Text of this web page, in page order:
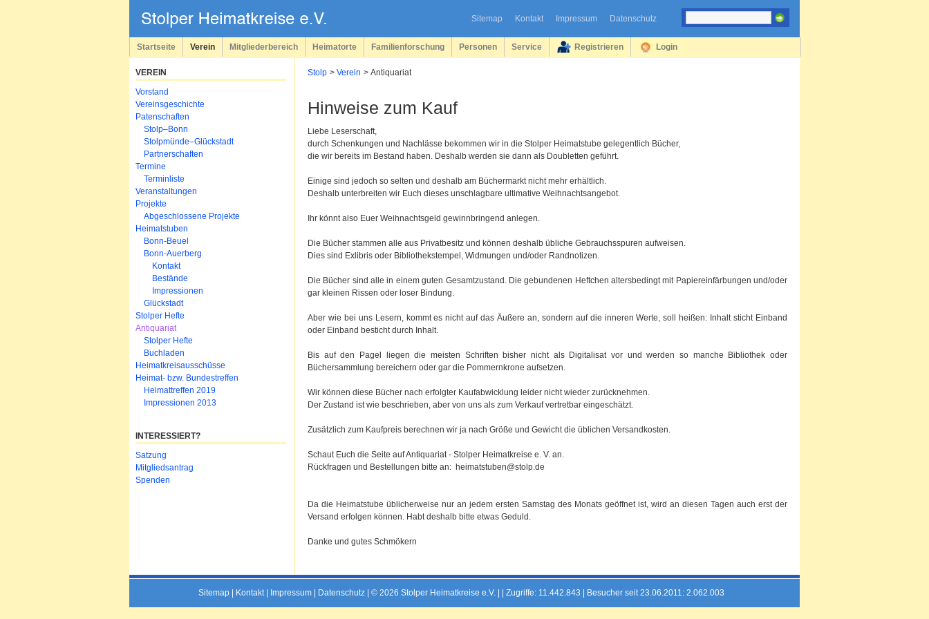
Sitemap Kontakt Impressum Datenschutz
überspringen
Startseite Verein Mitgliederbereich Heimatorte Familienforschung Personen Service Registrieren Login
Stolp Verein Antiquariat
Hinweise zum Kauf
Liebe Leserschaft,
durch Schenkungen und Nachlässe bekommen wir in die Stolper Heimatstube gelegentlich Bücher,
die wir bereits im Bestand haben. Deshalb werden sie dann als Doubletten geführt.
Einige sind jedoch so selten und deshalb am Büchermarkt nicht mehr erhältlich.
Deshalb unterbreiten wir Euch dieses unschlagbare ultimative Weihnachtsangebot.
Ihr könnt also Euer Weihnachtsgeld gewinnbringend anlegen.
Die Bücher stammen alle aus Privatbesitz und können deshalb übliche Gebrauchsspuren aufweisen.
Dies sind Exlibris oder Bibliothekstempel, Widmungen und/oder Randnotizen.
Die Bücher sind alle in einem guten Gesamtzustand. Die gebundenen Heftchen altersbedingt mit Papiereinfärbungen und/oder
gar kleinen Rissen oder loser Bindung.
Aber wie bei uns Lesern, kommt es nicht auf das Äußere an, sondern auf die inneren Werte, soll heißen: Inhalt sticht Einband
oder Einband besticht durch Inhalt.
Bis auf den Pagel liegen die meisten Schriften bisher nicht als Digitalisat vor und werden so manche Bibliothek oder
Büchersammlung bereichern oder gar die Pommernkrone aufsetzen.
Wir können diese Bücher nach erfolgter Kaufabwicklung leider nicht wieder zurücknehmen.
Der Zustand ist wie beschrieben, aber von uns als zum Verkauf vertretbar eingeschätzt.
Zusätzlich zum Kaufpreis berechnen wir ja nach Größe und Gewicht die üblichen Versandkosten.
Schaut Euch die Seite auf Antiquariat - Stolper Heimatkreise e. V. an.
Rückfragen und Bestellungen bitte an: heimatstuben@stolp.de
Da die Heimatstube üblicherweise nur an jedem ersten Samstag des Monats geöffnet ist, wird an diesen Tagen auch erst der
Versand erfolgen können. Habt deshalb bitte etwas Geduld.
Danke und gutes Schmökern
VEREIN
Navigation
überspringen
Vorstand
Vereinsgeschichte
Patenschaften
Stolp–Bonn
Stolpmünde–Glückstadt
Partnerschaften
Termine
Terminliste
Veranstaltungen
Projekte
Abgeschlossene Projekte
Heimatstuben
Bonn-Beuel
Bonn-Auerberg
Kontakt
Bestände
Impressionen
Glückstadt
Stolper Hefte
Antiquariat
Stolper Hefte
Buchladen
Heimatkreisausschüsse
Heimat- bzw. Bundestreffen
Heimattreffen 2019
Impressionen 2013
INTERESSIERT?
Navigation
überspringen
Satzung
Mitgliedsantrag
Spenden
Sitemap Kontakt| Impressum Datenschutz | © 2026 Stolper Heimatkreise e.V. | | Zugriffe: 11.442.843 | Besucher seit 23.06.2011: 2.062.003